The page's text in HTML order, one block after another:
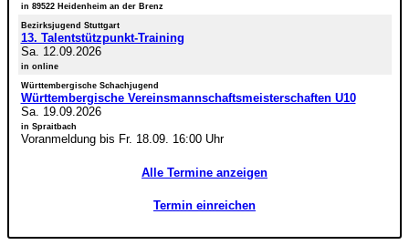
in 89522 Heidenheim an der Brenz
Bezirksjugend Stuttgart
13. Talentstützpunkt-Training
Sa. 12.09.2026
in online
Württembergische Schachjugend
Württembergische Vereinsmannschaftsmeisterschaften U10
Sa. 19.09.2026
in Spraitbach
Voranmeldung bis Fr. 18.09. 16:00 Uhr
Alle Termine anzeigen
Termin einreichen